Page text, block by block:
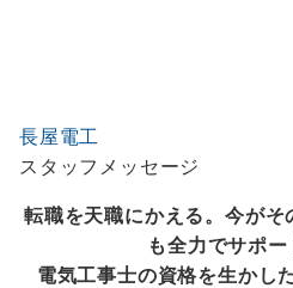
長屋電工
スタッフメッセージ
転職を天職にかえる。今が
も全力でサポー
電気工事士の資格を生かし